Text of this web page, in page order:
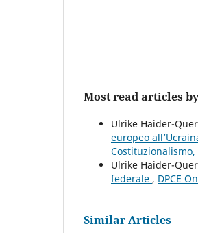
Most read articles
Ulrike Haider-
europeo
Ulrike Haider-
federale , DPCE
Similar Articles